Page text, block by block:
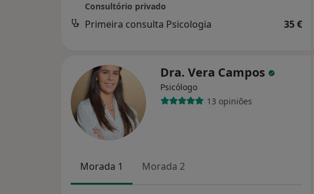
Consultório privado
Primeira consulta Psicologia 35 €
Dra. Vera Campos
Psicólogo
13 opiniões
Morada 1 Morada 2